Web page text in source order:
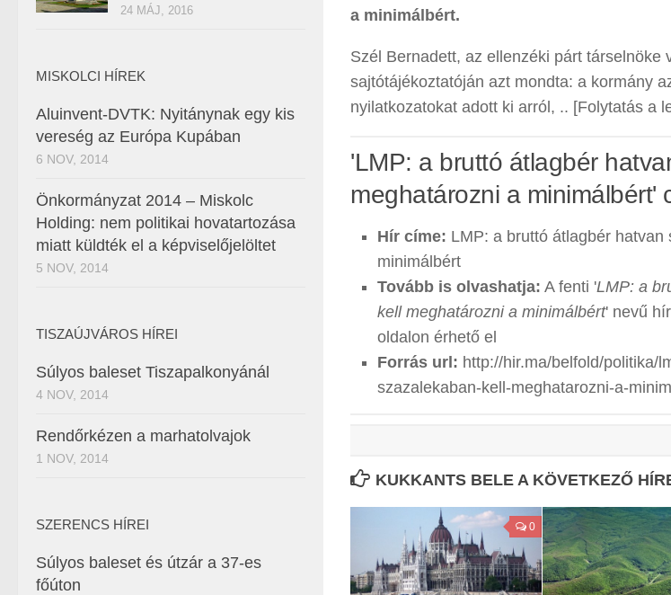
a minimálbért.
Szél Bernadett, az ellenzéki párt társelnöke
sajtótájékoztatóján azt mondta: a kormány
nyilatkozatokat adott ki arról, .. [Folytatás a
'LMP: a bruttó átlagbér
meghatározni a minimálbért'
Hír címe: LMP: a bruttó átlagbér
minimálbért
Tovább is olvashatja: A fenti 'LMP: a
kell meghatározni a minimálbért' nevű
oldalon érhető el
Forrás url: http://hir.ma/belfold/politika/
szazalekaban-kell-meghatarozni-a-
KUKKANTS BELE A KÖVETKEZŐ
0
24 MÁJ, 2016
MISKOLCI HÍREK
Aluinvent-DVTK: Nyitánynak egy kis
vereség az Európa Kupában
6 NOV, 2014
Önkormányzat 2014 – Miskolc
Holding: nem politikai hovatartozása
miatt küldték el a képviselőjelöltet
5 NOV, 2014
TISZAÚJVÁROS HÍREI
Súlyos baleset Tiszapalkonyánál
4 NOV, 2014
Rendőrkézen a marhatolvajok
1 NOV, 2014
SZERENCS HÍREI
Súlyos baleset és útzár a 37-es
főúton